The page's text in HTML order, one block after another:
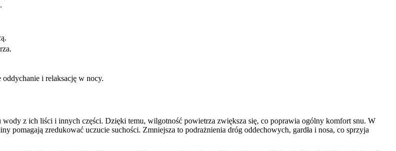
i relaksację w nocy.
wody z ich liści i innych części. Dzięki temu, wilgotność powietrza zwiększa się, co poprawia ogólny komfort snu. W
pomagają zredukować uczucie suchości. Zmniejsza to podrażnienia dróg oddechowych, gardła i nosa, co sprzyja